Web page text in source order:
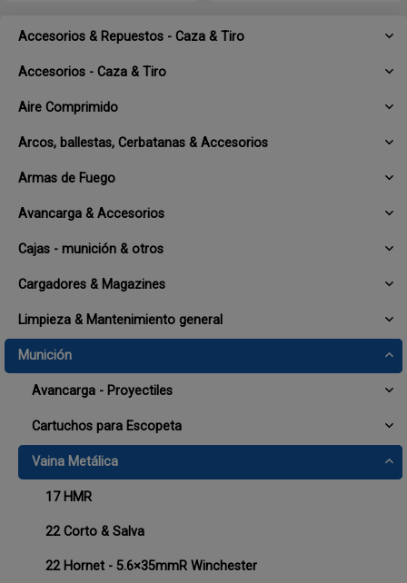
Accesorios & Repuestos - Caza & Tiro
Accesorios - Caza & Tiro
Aire Comprimido
Arcos, ballestas, Cerbatanas & Accesorios
Armas de Fuego
Avancarga & Accesorios
Cajas - munición & otros
Cargadores & Magazines
Limpieza & Mantenimiento general
Munición
Avancarga - Proyectiles
Cartuchos para Escopeta
Vaina Metálica
17 HMR
22 Corto & Salva
22 Hornet - 5.6×35mmR Winchester